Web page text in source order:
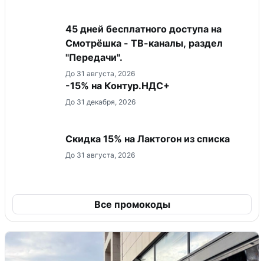
45 дней бесплатного доступа на
Смотрёшка - ТВ-каналы, раздел
"Передачи".
До 31 августа, 2026
-15% на Контур.НДС+
До 31 декабря, 2026
Скидка 15% на Лактогон из списка
До 31 августа, 2026
Все промокоды